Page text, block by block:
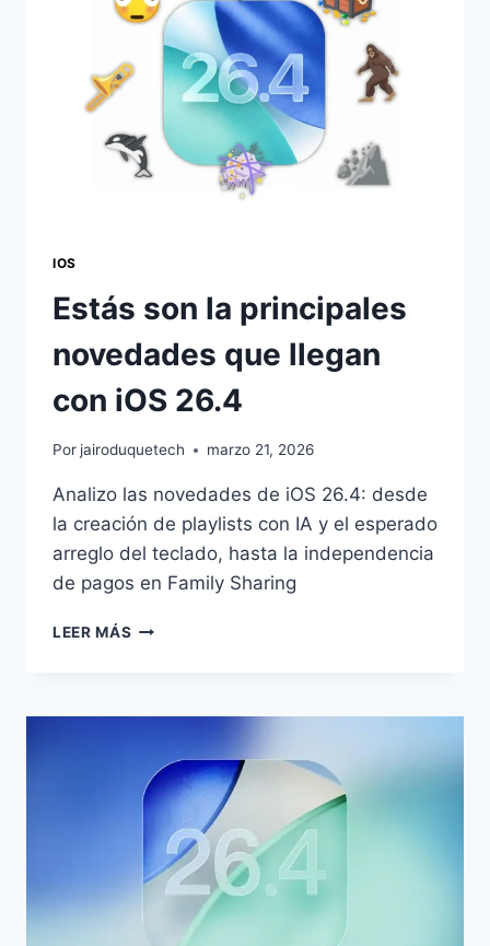
ESQUINA
IOS
Estás son la principales
novedades que llegan
con iOS 26.4
Por jairoduquetech marzo 21, 2026
Analizo las novedades de iOS 26.4: desde
la creación de playlists con IA y el esperado
arreglo del teclado, hasta la independencia
de pagos en Family Sharing
LEER MÁS ESTÁS
NOVEDADES
LLEGAN
CON
IOS